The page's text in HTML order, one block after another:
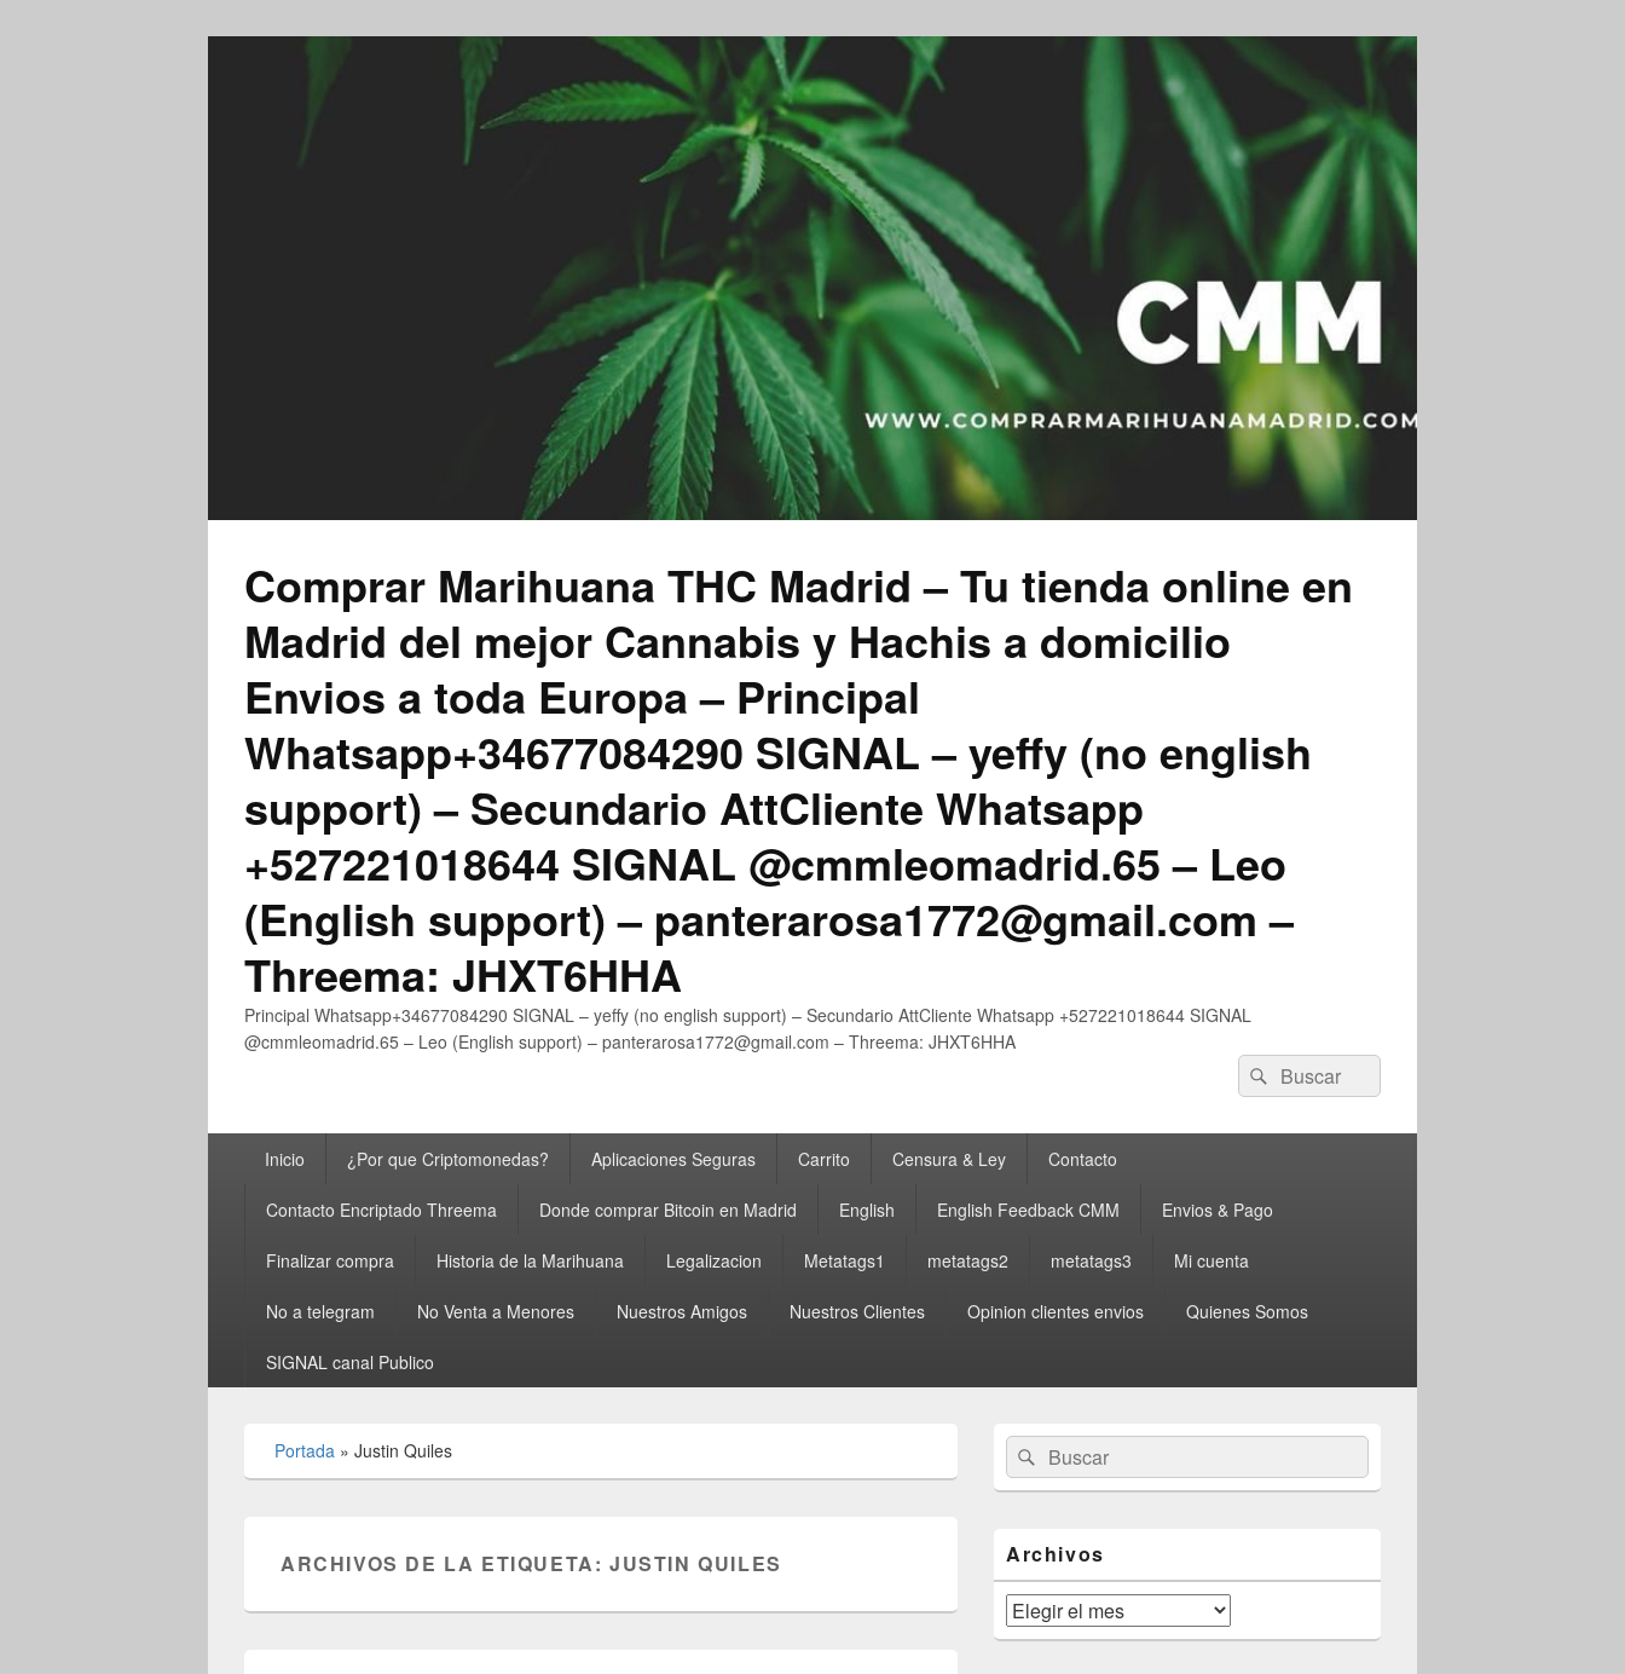
Comprar Marihuana THC Madrid – Tu tienda online en
Madrid del mejor Cannabis y Hachis a domicilio
Envios a toda Europa – Principal
Whatsapp+34677084290 SIGNAL – yeffy (no english
support) – Secundario AttCliente Whatsapp
+527221018644 SIGNAL @cmmleomadrid.65 – Leo
(English support) – panterarosa1772@gmail.com –
Threema: JHXT6HHA
Principal Whatsapp+34677084290 SIGNAL – yeffy (no english support) – Secundario AttCliente Whatsapp +527221018644 SIGNAL
@cmmleomadrid.65 – Leo (English support) – panterarosa1772@gmail.com – Threema: JHXT6HHA
Buscar
por:
Buscar
principalInicio ¿Por que Criptomonedas? Aplicaciones Seguras Carrito Censura & Ley Contacto
Contacto Encriptado Threema Donde comprar Bitcoin en Madrid English English Feedback CMM Envios & Pago
Finalizar compra Historia de la Marihuana Legalizacion Metatags1 metatags2 metatags3 Mi cuenta
No a telegram No Venta a Menores Nuestros Amigos Nuestros Clientes Opinion clientes envios Quienes Somos
SIGNAL canal Publico
Portada » Justin Quiles
ARCHIVOS DE LA ETIQUETA:JUSTIN QUILES
área
de
widget
lateral
primaria
Buscar
por:
Buscar
Archivos
Archivos